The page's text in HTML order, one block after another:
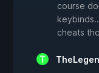
course
cheats